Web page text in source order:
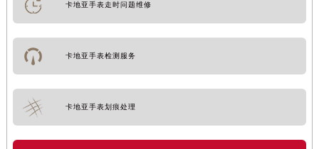
卡地亚手表走时问题维修
卡地亚手表检测服务
卡地亚手表划痕处理